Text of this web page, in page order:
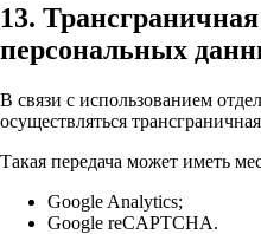
13.
персональных
В связи с использованием
осуществляться
Такая передача может иметь
Google Analytics;
Google reCAPTCHA.